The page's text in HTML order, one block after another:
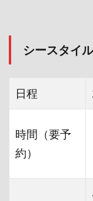
シースタイ
日程
時間（要予
約）